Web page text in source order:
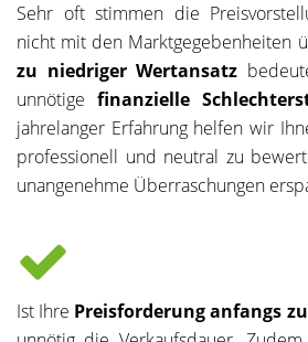
Sehr oft stimmen die
nicht mit den Marktgegebenheiten
zu niedriger Wertansatz
unnötige finanzielle
jahrelanger Erfahrung helfen wir
professionell und neutral zu
unangenehme Überraschungen
Ist Ihre Preisforderung anfangs